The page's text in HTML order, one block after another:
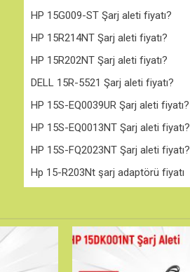
HP 15G009-ST Şarj aleti fiyatı?
HP 15R214NT Şarj aleti fiyatı?
HP 15R202NT Şarj aleti fiyatı?
DELL 15R-5521 Şarj aleti fiyatı?
HP 15S-EQ0039UR Şarj aleti fiyatı?
HP 15S-EQ0013NT Şarj aleti fiyatı?
HP 15S-FQ2023NT Şarj aleti fiyatı?
Hp 15-R203Nt şarj adaptörü fiyatı